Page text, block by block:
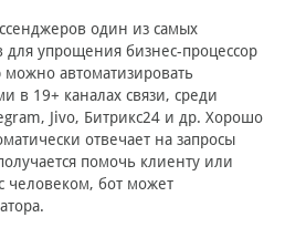
один из самых
для упрощения бизнес-процессор
автоматизировать
в 19+ каналах связи, среди
Jivo, Битрикс24 и др. Хорошо
отвечает на запросы
помочь клиенту или
человеком, бот может